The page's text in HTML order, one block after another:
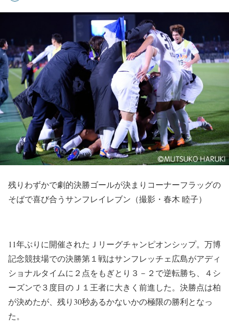
残りわずかで劇的決勝ゴールが決まりコーナーフラッグの
そばで喜び合うサンフレイレブン（撮影・春木 睦子）
11年ぶりに開催されたＪリーグチャンピオンシップ。万博
記念競技場での決勝第１戦はサンフレッチェ広島がアディ
ショナルタイムに２点をもぎとり３－２で逆転勝ち、４シ
ーズンで３度目のＪ１王者に大きく前進した。決勝点は柏
が決めたが、残り30秒あるかないかの極限の勝利となっ
た。